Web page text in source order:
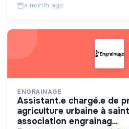
a month ago
ENGRAINAGE
assistant.e chargé.e de projet en
agriculture urbaine à
association engrainag...